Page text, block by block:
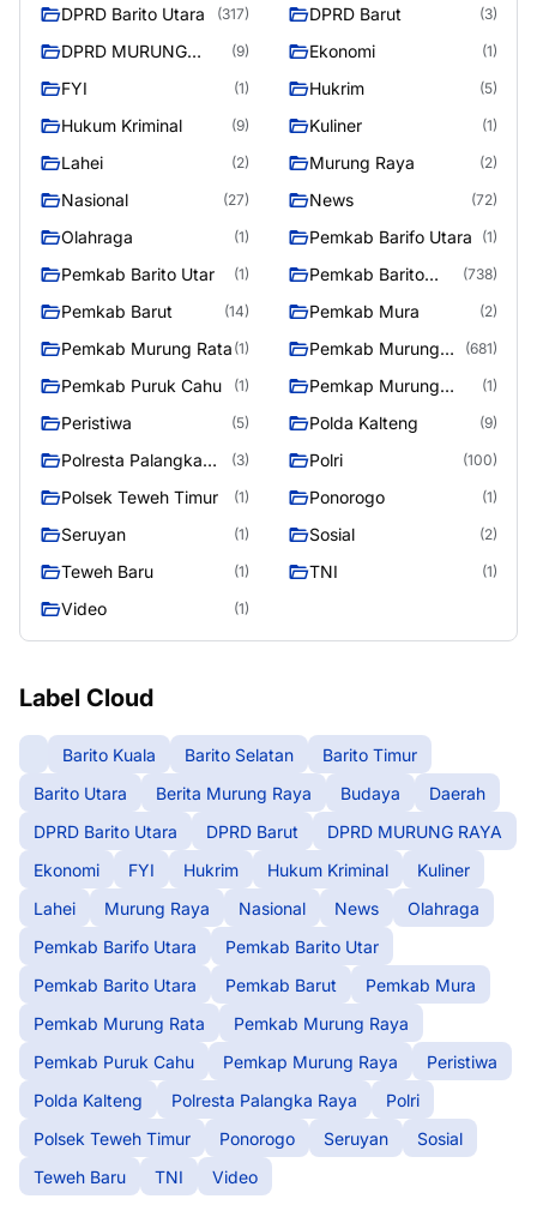
DPRD Barito Utara (317) DPRD Barut (3)
DPRD MURUNG
(9) Ekonomi (1)
FYI (1) Hukrim (5)
Hukum Kriminal (9) Kuliner (1)
Lahei (2) Murung Raya (2)
Nasional (27) News (72)
Olahraga (1) Pemkab Barifo Utara (1)
Pemkab Barito Utar (1)
Pemkab Barito
(738)
Pemkab Barut (14) Pemkab Mura (2)
Pemkab Murung Rata (1)
Pemkab Murung
(681)
Pemkab Puruk Cahu (1)
Pemkap Murung
(1)
Peristiwa (5) Polda Kalteng (9)
Polresta Palangka
(3) Polri (100)
Polsek Teweh Timur (1) Ponorogo (1)
Seruyan (1) Sosial (2)
Teweh Baru (1) TNI (1)
Video (1)
Label Cloud
Barito Kuala Barito Selatan
Barito Timur
Barito Utara
Berita Murung Raya Budaya
Daerah
DPRD Barito Utara
DPRD Barut
DPRD MURUNG RAYA
Ekonomi
FYI Hukrim Hukum Kriminal
Kuliner
Lahei
Murung Raya Nasional News
Olahraga
Pemkab Barifo Utara
Pemkab Barito Utar
Pemkab Barito Utara
Pemkab Barut
Pemkab Mura
Pemkab Murung Rata
Pemkab Murung Raya
Pemkab Puruk Cahu
Pemkap Murung Raya
Peristiwa
Polda Kalteng
Polresta Palangka Raya
Polri
Polsek Teweh Timur
Ponorogo Seruyan
Sosial
Teweh Baru
TNI Video